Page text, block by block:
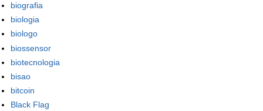
biografia
biologia
biologo
biossensor
biotecnologia
bisao
bitcoin
Black Flag